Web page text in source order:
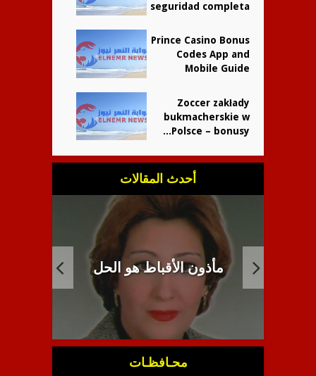
seguridad completa
Prince Casino Bonus
Codes App and
Mobile Guide
Zoccer zakłady
bukmacherskie w
Polsce – bonusy...
أحدث المقالات
مأذون الأقباط هو الحل
محـافظـات